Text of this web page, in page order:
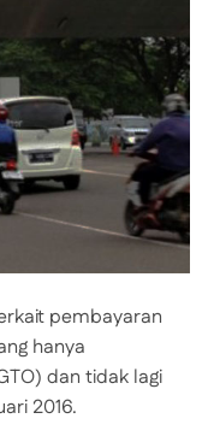
pembayaran
hanya
dan tidak lagi
2016.